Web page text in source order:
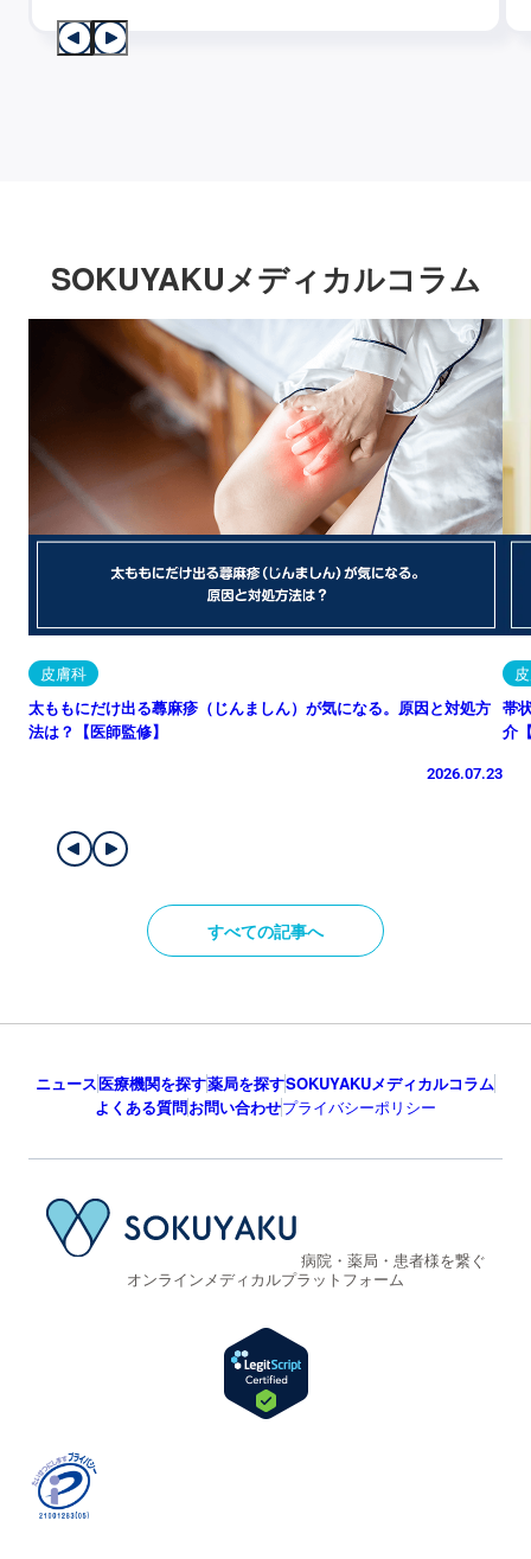
SOKUYAKUメディカルコラム
皮膚科
太ももにだけ出る蕁麻疹（じんましん）が気になる。原因と対処方
法は？【医師監修】
2026.07.23
帯
介
すべての記事へ
ニュース医療機関を探す薬局を探すSOKUYAKUメディカルコラム
よくある質問お問い合わせプライバシーポリシー
病院・薬局・患者様を繋ぐ
オンラインメディカルプラットフォーム